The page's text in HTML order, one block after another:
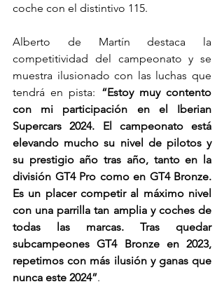
coche con el distintivo 115.
Alberto de Martín destaca la
competitividad del campeonato y se
muestra ilusionado con las luchas que
tendrá en pista: “Estoy muy contento
con mi participación en el Iberian
Supercars 2024. El campeonato está
elevando mucho su nivel de pilotos y
su prestigio año tras año, tanto en la
división GT4 Pro como en GT4 Bronze.
Es un placer competir al máximo nivel
con una parrilla tan amplia y coches de
todas las marcas. Tras quedar
subcampeones GT4 Bronze en 2023,
repetimos con más ilusión y ganas que
nunca este 2024”.